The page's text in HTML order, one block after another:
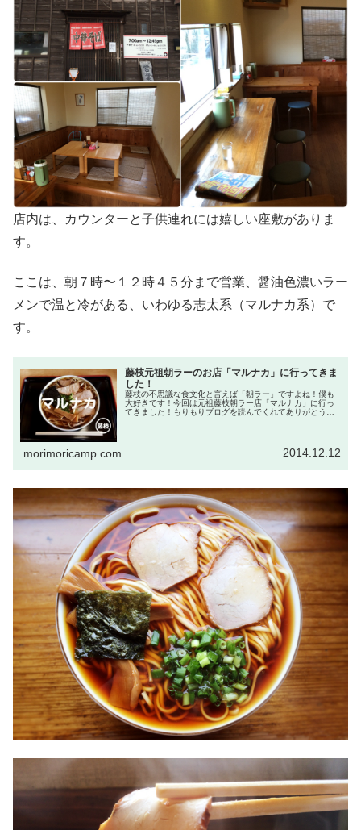
店内は、カウンターと子供連れには嬉しい座敷がありま
す。
ここは、朝７時〜１２時４５分まで営業、醤油色濃いラー
メンで温と冷がある、いわゆる志太系（マルナカ系）で
す。
藤枝元祖朝ラーのお店「マルナカ」に行ってきま
した！
藤枝の不思議な食文化と言えば「朝ラー」ですよね！僕も
大好きです！今回は元祖藤枝朝ラー店「マルナカ」に行っ
てきました！もりもりブログを読んでくれてありがとう！
morimoricamp.com 2014.12.12